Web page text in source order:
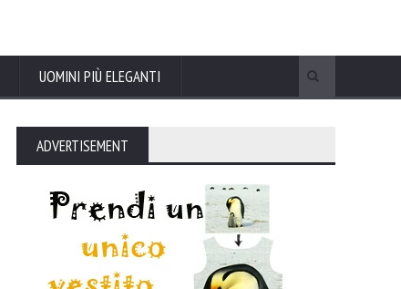
UOMINI PIÙ ELEGANTI
ADVERTISEMENT